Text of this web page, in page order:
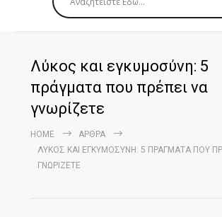
Λύκος και εγκυμοσύνη: 5
πράγματα που πρέπει να
γνωρίζετε
HOME
ΆΡΘΡΑ
ΛΎΚΟΣ ΚΑΙ ΕΓΚΥΜΟΣΎΝΗ: 5 ΠΡΆΓΜΑΤΑ ΠΟΥ
ΓΝΩΡΊΖΕΤΕ